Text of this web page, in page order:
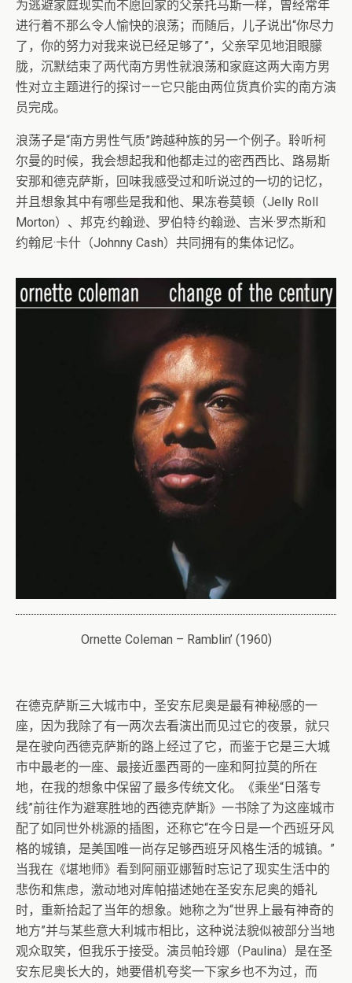
为逃避家庭现实而不愿回家的父亲托马斯一样，曾经常年
进行着不那么令人愉快的浪荡；而随后，儿子说出“你尽力
了，你的努力对我来说已经足够了”，父亲罕见地泪眼朦
胧，沉默结束了两代南方男性就浪荡和家庭这两大南方男
性对立主题进行的探讨——它只能由两位货真价实的南方演
员完成。
浪荡子是“南方男性气质”跨越种族的另一个例子。聆听柯
尔曼的时候，我会想起我和他都走过的密西西比、路易斯
安那和德克萨斯，回味我感受过和听说过的一切的记忆，
并且想象其中有哪些是我和他、果冻卷莫顿（Jelly Roll
Morton）、邦克·约翰逊、罗伯特·约翰逊、吉米·罗杰斯和
约翰尼·卡什（Johnny Cash）共同拥有的集体记忆。
Ornette Coleman – Ramblin’ (1960)
在德克萨斯三大城市中，圣安东尼奥是最有神秘感的一
座，因为我除了有一两次去看演出而见过它的夜景，就只
是在驶向西德克萨斯的路上经过了它，而鉴于它是三大城
市中最老的一座、最接近墨西哥的一座和阿拉莫的所在
地，在我的想象中保留了最多传统文化。《乘坐“日落专
线”前往作为避寒胜地的西德克萨斯》一书除了为这座城市
配了如同世外桃源的插图，还称它“在今日是一个西班牙风
格的城镇，是美国唯一尚存足够西班牙风格生活的城镇。”
当我在《堪地师》看到阿丽亚娜暂时忘记了现实生活中的
悲伤和焦虑，激动地对库帕描述她在圣安东尼奥的婚礼
时，重新拾起了当年的想象。她称之为“世界上最有神奇的
地方”并与某些意大利城市相比，这种说法貌似被部分当地
观众取笑，但我乐于接受。演员帕玲娜（Paulina）是在圣
安东尼奥长大的，她要借机夸奖一下家乡也不为过，而